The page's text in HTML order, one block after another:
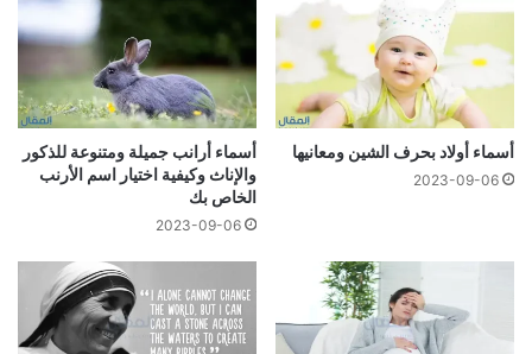
أسماء أولاد بحرف الشين ومعانيها
2023-09-06
أسماء أرانب جميلة ومتنوعة للذكور
والإناث وكيفية اختيار اسم الأرنب
الخاص بك
2023-09-06